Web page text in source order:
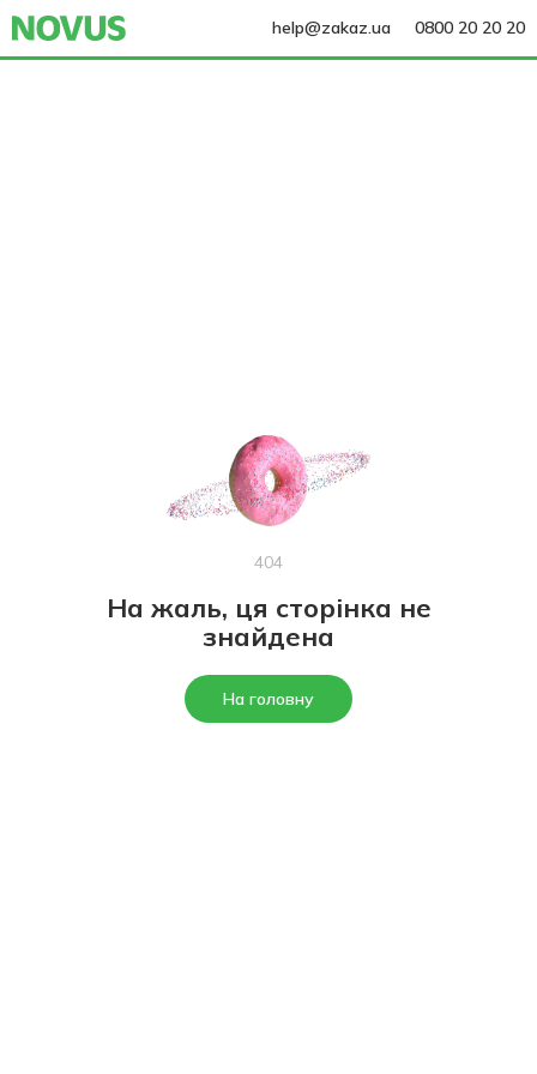
help@zakaz.ua 0800 20 20 20
404
На жаль, ця сторінка не
знайдена
На головну